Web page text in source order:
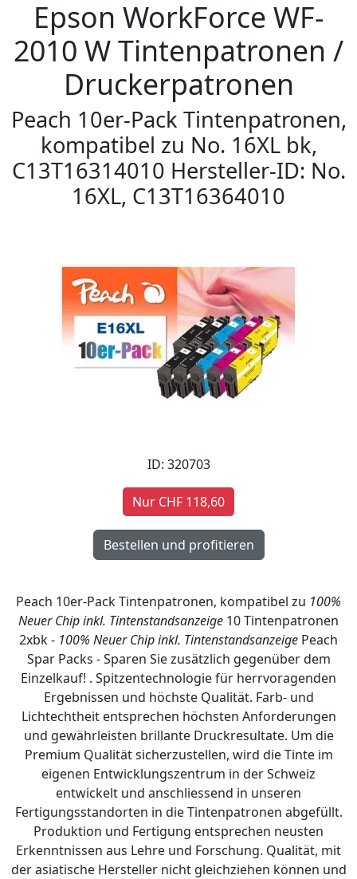
Epson WorkForce WF-
2010 W Tintenpatronen /
Druckerpatronen
Peach 10er-Pack Tintenpatronen,
kompatibel zu No. 16XL bk,
C13T16314010 Hersteller-ID: No.
16XL, C13T16364010
ID: 320703
Nur CHF 118,60
Peach 10er-Pack Tintenpatronen, kompatibel zu 100%
Neuer Chip inkl. Tintenstandsanzeige 10 Tintenpatronen
2xbk - 100% Neuer Chip inkl. Tintenstandsanzeige Peach
Spar Packs - Sparen Sie zusätzlich gegenüber dem
Einzelkauf! . Spitzentechnologie für herrvoragenden
Ergebnissen und höchste Qualität. Farb- und
Lichtechtheit entsprechen höchsten Anforderungen
und gewährleisten brillante Druckresultate. Um die
Premium Qualität sicherzustellen, wird die Tinte im
eigenen Entwicklungszentrum in der Schweiz
entwickelt und anschliessend in unseren
Fertigungsstandorten in die Tintenpatronen abgefüllt.
Produktion und Fertigung entsprechen neusten
Erkenntnissen aus Lehre und Forschung. Qualität, mit
der asiatische Hersteller nicht gleichziehen können und